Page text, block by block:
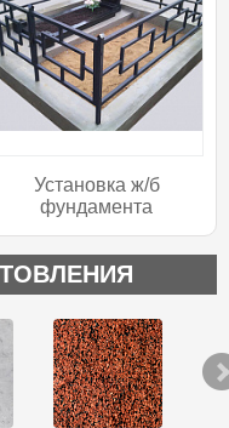
Установка ж/б
фундамента